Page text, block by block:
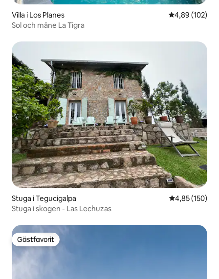
Villa i Los Planes 4,89 av 5 i
4,89 (102)
Sol och måne La Tigra
Stuga i Tegucigalpa 4,85 av 5 i
4,85 (150)
Stuga i skogen - Las Lechuzas
Gästfavorit
Gästfavorit